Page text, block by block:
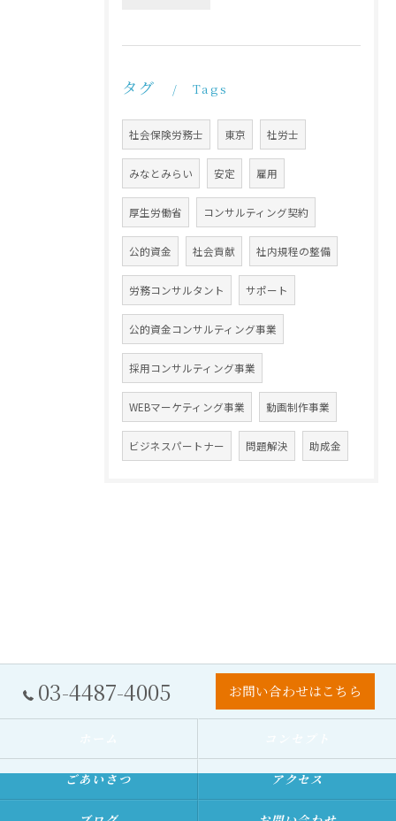
タグ Tags
社会保険労務士 東京 社労士
みなとみらい 安定 雇用
厚生労働省 コンサルティング契約
公的資金 社会貢献 社内規程の整備
労務コンサルタント サポート
公的資金コンサルティング事業
採用コンサルティング事業
WEBマーケティング事業 動画制作事業
ビジネスパートナー 問題解決 助成金
03-4487-4005 お問い合わせはこちら
ごあいさつ アクセス